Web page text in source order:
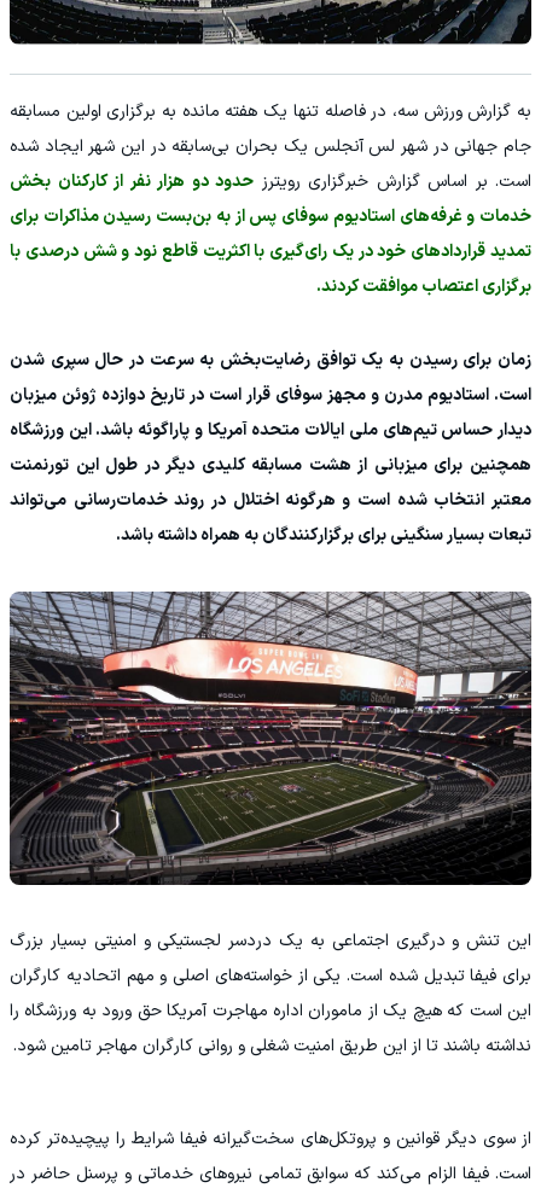
‫به گزارش ورزش سه، در فاصله تنها یک هفته مانده به برگزاری اولین مسابقه
جام جهانی در شهر لس آنجلس یک بحران بی‌سابقه در این شهر ایجاد شده
است. بر اساس گزارش خبرگزاری رویترز حدود دو هزار نفر از کارکنان بخش
خدمات و غرفه‌های استادیوم سوفای پس از به بن‌بست رسیدن مذاکرات برای
تمدید قراردادهای خود در یک رای‌گیری با اکثریت قاطع نود و شش درصدی با
برگزاری اعتصاب موافقت کردند.
‫زمان برای رسیدن به یک توافق رضایت‌بخش به سرعت در حال سپری شدن
است. استادیوم مدرن و مجهز سوفای قرار است در تاریخ دوازده ژوئن میزبان
دیدار حساس تیم‌های ملی ایالات متحده آمریکا و پاراگوئه باشد. این ورزشگاه
همچنین برای میزبانی از هشت مسابقه کلیدی دیگر در طول این تورنمنت
معتبر انتخاب شده است و هرگونه اختلال در روند خدمات‌رسانی می‌تواند
تبعات بسیار سنگینی برای برگزارکنندگان به همراه داشته باشد.
‫این تنش و درگیری اجتماعی به یک دردسر لجستیکی و امنیتی بسیار بزرگ
برای فیفا تبدیل شده است. یکی از خواسته‌های اصلی و مهم اتحادیه کارگران
این است که هیچ یک از ماموران اداره مهاجرت آمریکا حق ورود به ورزشگاه را
نداشته باشند تا از این طریق امنیت شغلی و روانی کارگران مهاجر تامین شود.
‫از سوی دیگر قوانین و پروتکل‌های سخت‌گیرانه فیفا شرایط را پیچیده‌تر کرده
است. فیفا الزام می‌کند که سوابق تمامی نیروهای خدماتی و پرسنل حاضر در